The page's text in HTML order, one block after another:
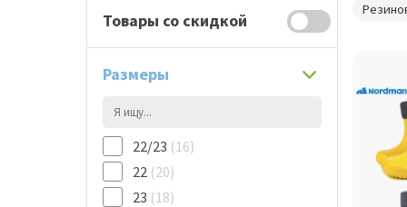
Товары со скидкой
Размеры
22/23 (16)
22 (20)
23 (18)